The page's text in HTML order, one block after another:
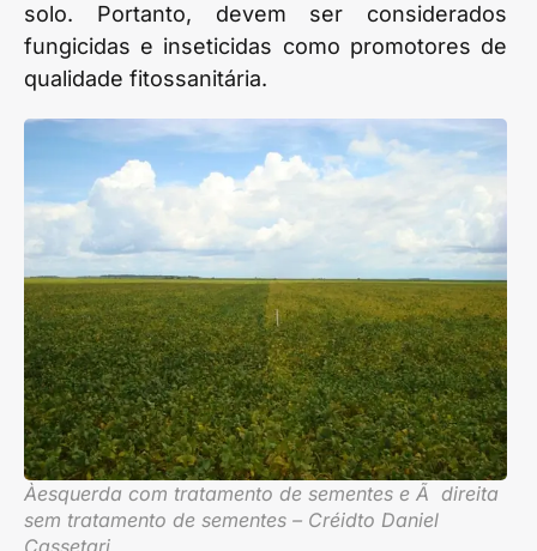
solo. Portanto, devem ser considerados
fungicidas e inseticidas como promotores de
qualidade fitossanitária.
Àesquerda com tratamento de sementes e Ã direita
sem tratamento de sementes – Créidto Daniel
Cassetari